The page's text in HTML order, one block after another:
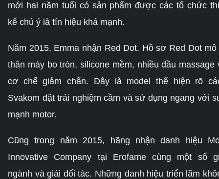
mới hai năm tuổi có sản phẩm được các tổ chức
kế chú ý là tín hiệu khá mạnh.
Năm 2015, Emma nhận Red Dot. Hồ sơ Red Dot mô
thân máy bo tròn, silicone mềm, nhiều đầu massage
cơ chế giảm chấn. Đây là model thể hiện rõ
Svakom đặt trải nghiệm cầm và sử dụng ngang với
mạnh motor.
Cũng trong năm 2015, hãng nhận danh hiệu
Innovative Company tại Erofame cùng một số
ngành và giải đối tác. Những danh hiệu triển lãm